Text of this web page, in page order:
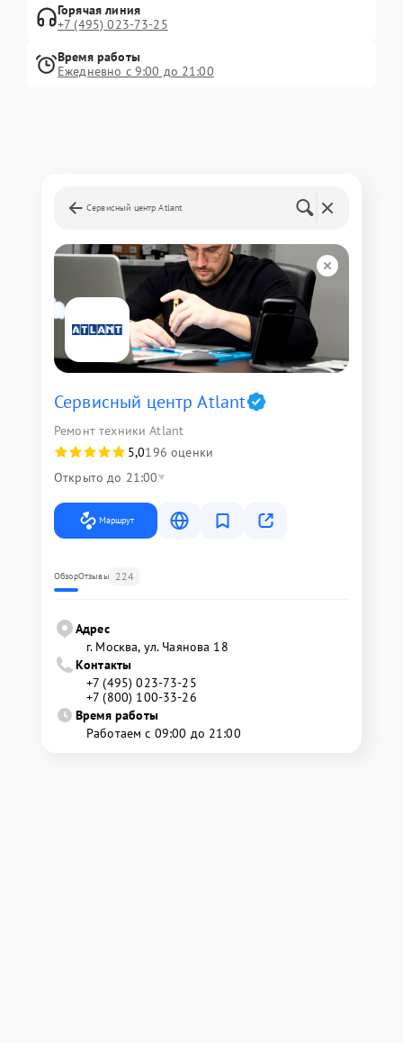
Горячая линия
+7 (495) 023-73-25
Время работы
Ежедневно с 9:00 до 21:00
Сервисный центр Atlant
Сервисный центр Atlant
Ремонт техники Atlant
5,0196 оценки
Открыто до 21:00
Маршрут
ОбзорОтзывы 224
Адрес
г. Москва, ул. Чаянова 18
Контакты
+7 (495) 023-73-25
+7 (800) 100-33-26
Время работы
Работаем с 09:00 до 21:00